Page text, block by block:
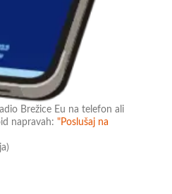
Brežice Eu na telefon ali
napravah:"Poslušaj na